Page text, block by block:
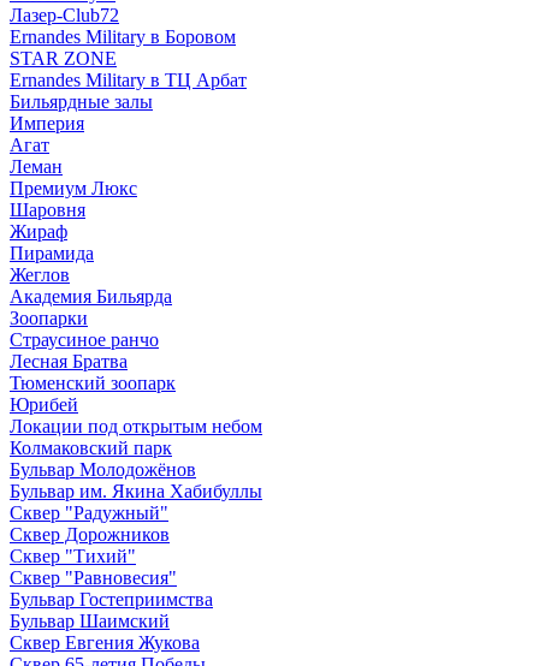
Лазер-Club72
Ernandes Military в Боровом
STAR ZONE
Ernandes Military в ТЦ Арбат
Бильярдные залы
Империя
Агат
Леман
Премиум Люкс
Шаровня
Жираф
Пирамида
Жеглов
Академия Бильярда
Зоопарки
Страусиное ранчо
Лесная Братва
Тюменский зоопарк
Юрибей
Локации под открытым небом
Колмаковский парк
Бульвар Молодожёнов
Бульвар им. Якина Хабибуллы
Сквер "Радужный"
Сквер Дорожников
Сквер "Тихий"
Cквер "Равновесия"
Бульвар Гостеприимства
Бульвар Шаимский
Сквер Евгения Жукова